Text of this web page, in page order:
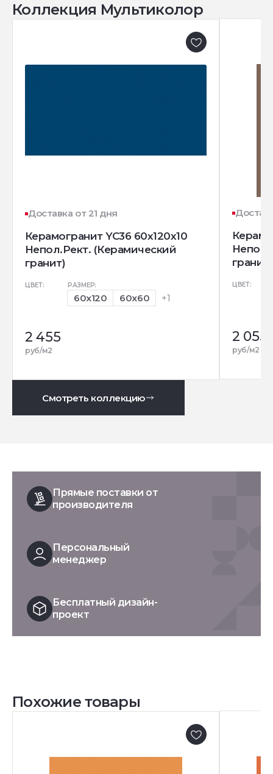
Коллекция Мультиколор
Доставка от 21 дня
Керамогранит YC36 60x120x10
Непол.Рект. (Керамический
гранит)
ЦВЕТ: РАЗМЕР:
60x120 60x60 +1
2 455
руб/м2
гранит)
ЦВЕТ:
2 055
руб/м2
Смотреть коллекцию
Прямые поставки от
производителя
Персональный
менеджер
Бесплатный дизайн-
проект
Похожие товары